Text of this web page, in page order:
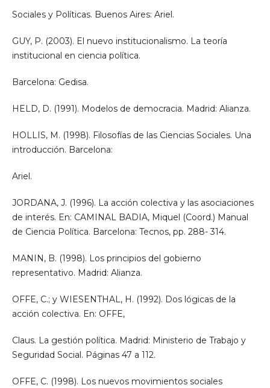
Sociales y Políticas. Buenos Aires: Ariel.
GUY, P. (2003). El nuevo institucionalismo. La teoría
institucional en ciencia política.
Barcelona: Gedisa.
HELD, D. (1991). Modelos de democracia. Madrid: Alianza.
HOLLIS, M. (1998). Filosofías de las Ciencias Sociales. Una
introducción. Barcelona:
Ariel.
JORDANA, J. (1996). La acción colectiva y las asociaciones
de interés. En: CAMINAL BADIA, Miquel (Coord.) Manual
de Ciencia Política. Barcelona: Tecnos, pp. 288- 314.
MANIN, B. (1998). Los principios del gobierno
representativo. Madrid: Alianza.
OFFE, C.; y WIESENTHAL, H. (1992). Dos lógicas de la
acción colectiva. En: OFFE,
Claus. La gestión política. Madrid: Ministerio de Trabajo y
Seguridad Social. Páginas 47 a 112.
OFFE, C. (1998). Los nuevos movimientos sociales